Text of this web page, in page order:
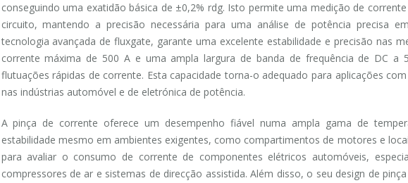
conseguindo uma exatidão básica de ±0,2% rdg. Isto permite uma medição de
circuito, mantendo a precisão necessária para uma análise de potência precisa
tecnologia avançada de fluxgate, garante uma excelente estabilidade e precisão nas
corrente máxima de 500 A e uma ampla largura de banda de frequência de DC a
flutuações rápidas de corrente. Esta capacidade torna-o adequado para aplicações
nas indústrias automóvel e de eletrónica de potência.
A pinça de corrente oferece um desempenho fiável numa ampla gama de
estabilidade mesmo em ambientes exigentes, como compartimentos de motores e
para avaliar o consumo de corrente de componentes elétricos automóveis,
compressores de ar e sistemas de direcção assistida. Além disso, o seu design de